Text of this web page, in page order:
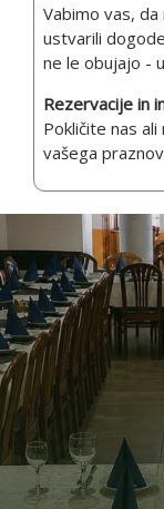
Vabimo vas,
ustvarili
ne le obujajo -
Rezervacije in
Pokličite nas
vašega